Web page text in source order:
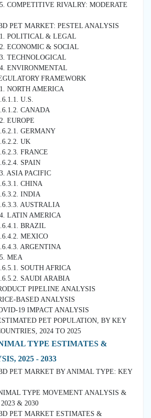
RIVALRY: MODERATE
PESTEL ANALYSIS
& LEGAL
& SOCIAL
FRAMEWORK
AMERICA
UK
PACIFIC
AMERICA
AFRICA
ARABIA
PIPELINE ANALYSIS
ANALYSIS
IMPACT ANALYSIS
PET POPULATION, BY KEY
2024 TO 2025
TYPE ESTIMATES &
2025 - 2033
BY ANIMAL TYPE: KEY
MOVEMENT ANALYSIS &
& 2030
MARKET ESTIMATES &